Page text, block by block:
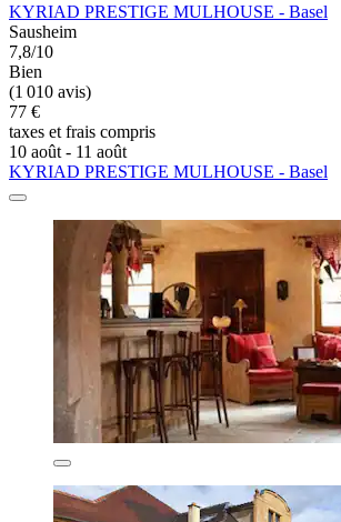
KYRIAD PRESTIGE MULHOUSE - Basel
Sausheim
7,8/10
Bien
(1 010 avis)
77 €
taxes et frais compris
10 août - 11 août
KYRIAD PRESTIGE MULHOUSE - Basel